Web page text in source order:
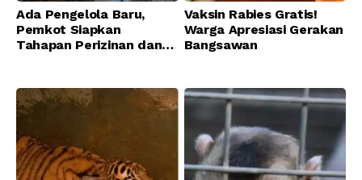
Ada Pengelola Baru,
Pemkot Siapkan
Tahapan Perizinan dan
Vaksin Rabies Gratis!
Warga Apresiasi Gerakan
Bangsawan